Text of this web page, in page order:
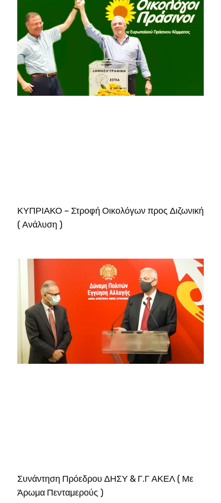
ΚΥΠΡΙΑΚΟ – Στροφή Οικολόγων προς Διζωνική
( Ανάλυση )
Συνάντηση Πρόεδρου ΔΗΣΥ & Γ.Γ ΑΚΕΛ ( Με
Άρωμα Πενταμερούς )